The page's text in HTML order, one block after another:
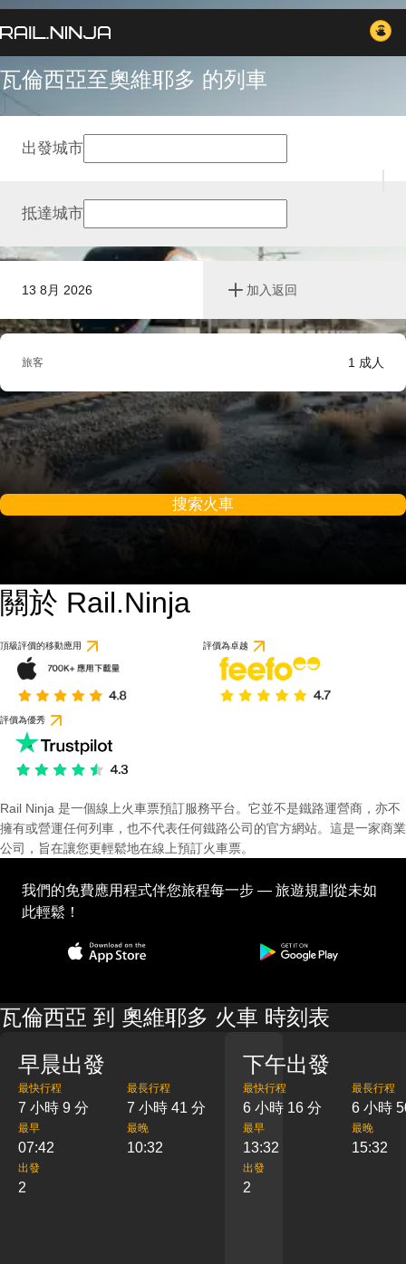
瓦倫西亞至奧維耶多 的列車
13 8月 2026 加入返回
出發城市
抵達城市
旅客 1 成人
搜索火車
關於 Rail.Ninja
頂級評價的移動應用 評價為卓越
評價為優秀
Rail Ninja 是一個線上火車票預訂服務平台。它並不是鐵路運營商，亦不
擁有或營運任何列車，也不代表任何鐵路公司的官方網站。這是一家商業
公司，旨在讓您更輕鬆地在線上預訂火車票。
我們的免費應用程式伴您旅程每一步 — 旅遊規劃從未如
此輕鬆！
瓦倫西亞 到 奧維耶多 火車 時刻表
早晨出發
最快行程
7 小時 9 分
最長行程
7 小時 41 分
最早
07:42
最晚
10:32
出發
2
下午出發
最快行程
6 小時 16 分
最長行程
6 小時
最早
13:32
最晚
15:32
出發
2